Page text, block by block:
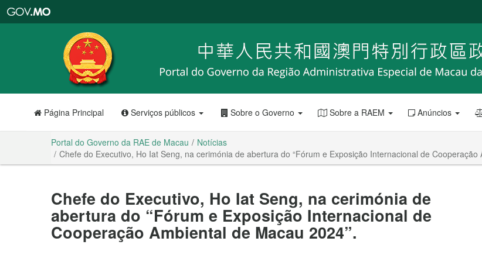
RAE
de
Macau
Página Principal Serviços públicos Sobre o Governo Sobre a RAEM Anúncios
Portal do Governo da RAE de Macau
Notícias
Chefe do Executivo, Ho Iat Seng, na cerimónia de abertura do “Fórum e Exposição Internacional de Cooperação
Chefe do Executivo, Ho Iat Seng, na cerimónia de
abertura do “Fórum e Exposição Internacional de
Cooperação Ambiental de Macau 2024”.